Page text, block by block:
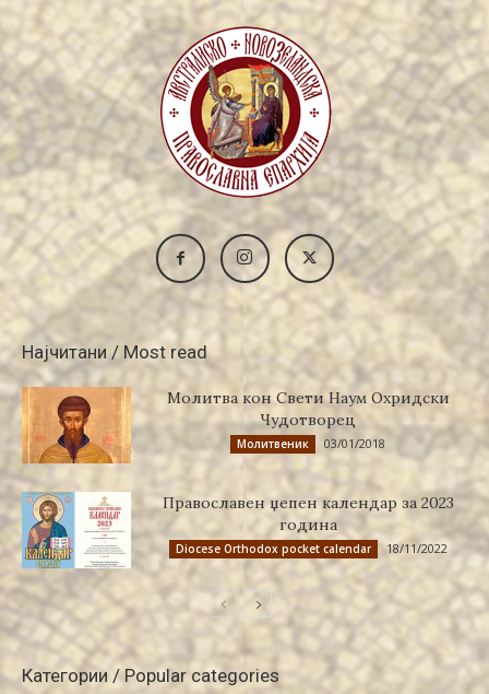
Најчитани / Most read
Молитва кон Свети Наум Охридски
Чудотворец
Молитвеник 03/01/2018
Православен џепен календар за 2023
година
Diocese Orthodox pocket calendar 18/11/2022
Категории / Popular categories